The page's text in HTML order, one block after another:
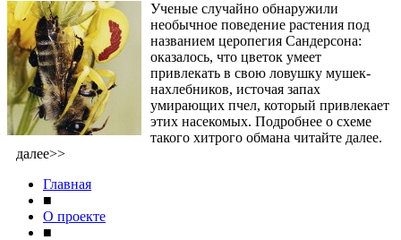
Ученые случайно обнаружили
необычное поведение растения под
названием церопегия Сандерсона:
оказалось, что цветок умеет
привлекать в свою ловушку мушек-
нахлебников, источая запах
умирающих пчел, который привлекает
этих насекомых. Подробнее о схеме
такого хитрого обмана читайте далее.
далее>>
Главная
■
О проекте
■